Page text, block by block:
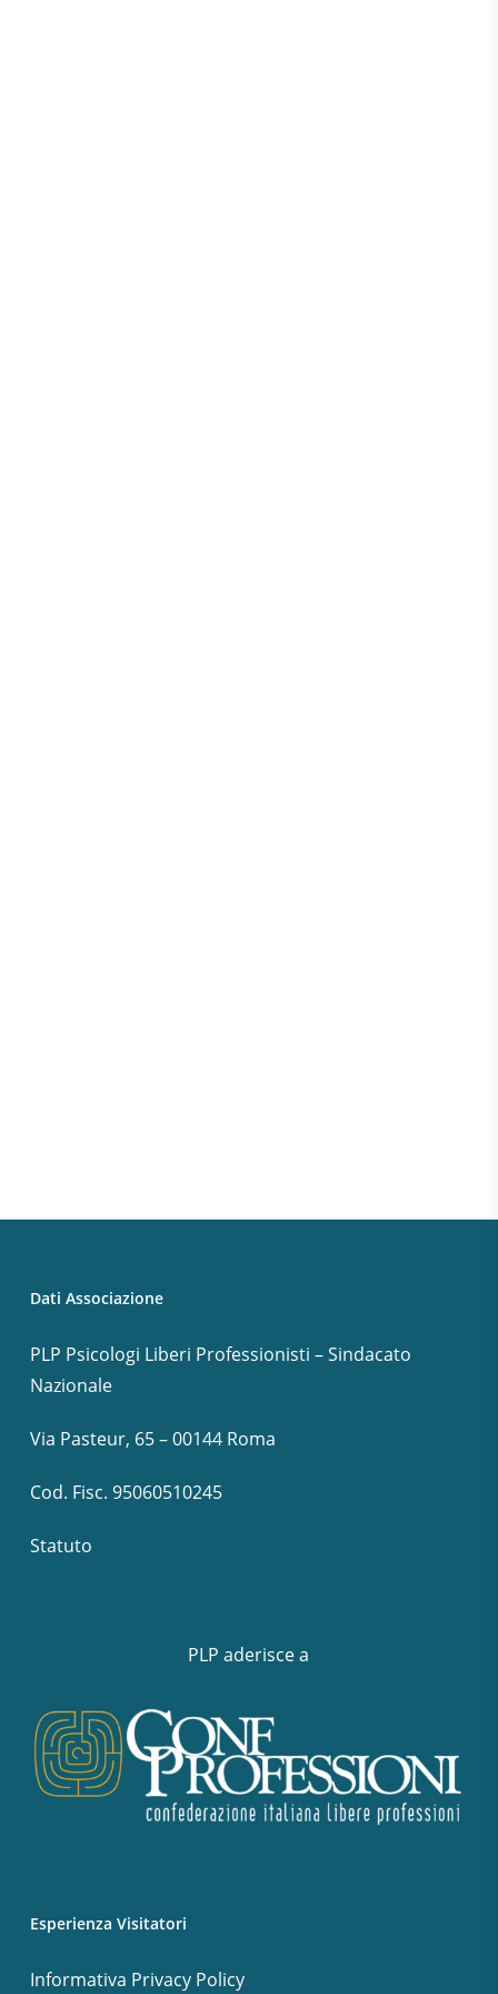
Dati Associazione
PLP Psicologi Liberi Professionisti – Sindacato
Nazionale
Via Pasteur, 65 – 00144 Roma
Cod. Fisc. 95060510245
Statuto
PLP aderisce a
Esperienza Visitatori
Informativa Privacy Policy